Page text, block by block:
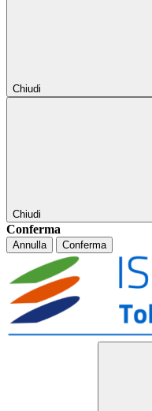
Chiudi
Chiudi
Conferma
Annulla Conferma